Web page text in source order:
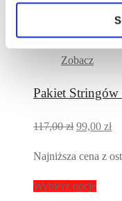
117,00 zł.
-15% Off
Zobacz
Pakiet Stringów
117,00zł Pierwotna
wynosiła:
117,00 zł.
99,00 zł
Najniższa cena z
Wybierz opcje